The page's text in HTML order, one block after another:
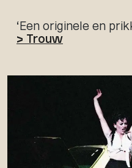
‘Een originele en
> Trouw